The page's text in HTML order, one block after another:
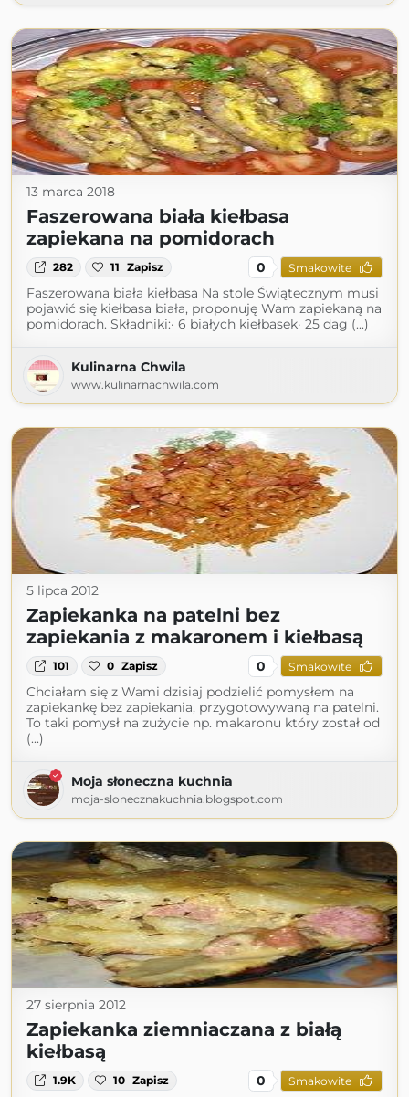
13 marca 2018
Faszerowana biała kiełbasa
zapiekana na pomidorach
282 11 Zapisz 0 Smakowite
Faszerowana biała kiełbasa Na stole Świątecznym musi
pojawić się kiełbasa biała, proponuję Wam zapiekaną na
pomidorach. Składniki:· 6 białych kiełbasek· 25 dag (...)
Kulinarna Chwila
www.kulinarnachwila.com
5 lipca 2012
Zapiekanka na patelni bez
zapiekania z makaronem i kiełbasą
101 0 Zapisz 0 Smakowite
Chciałam się z Wami dzisiaj podzielić pomysłem na
zapiekankę bez zapiekania, przygotowywaną na patelni.
To taki pomysł na zużycie np. makaronu który został od
(...)
Moja słoneczna kuchnia
moja-slonecznakuchnia.blogspot.com
27 sierpnia 2012
Zapiekanka ziemniaczana z białą
kiełbasą
1.9K 10 Zapisz 0 Smakowite